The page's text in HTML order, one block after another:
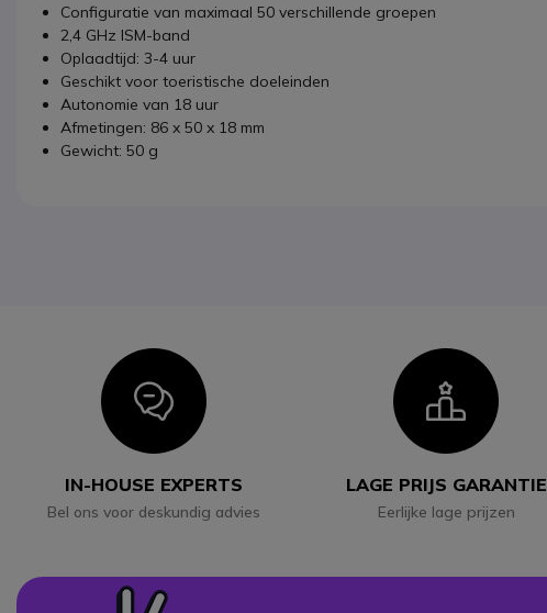
Configuratie van maximaal 50 verschillende groepen
2,4 GHz ISM-band
Oplaadtijd: 3-4 uur
Geschikt voor toeristische doeleinden
Autonomie van 18 uur
Afmetingen: 86 x 50 x 18 mm
Gewicht: 50 g
Icon
IN-HOUSE EXPERTS
Bel ons voor deskundig advies
Icon
LAGE PRIJS GARANTIE
Eerlijke lage prijzen